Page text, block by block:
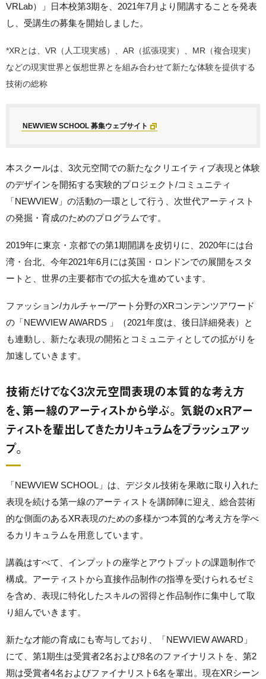
VRLab）」日本校第3期を、2021年7月より開講することを発表
し、受講生の募集を開始しました。
*XRとは、VR（人工現実感）、AR（拡張現実）、MR（複合現実）
などの現実世界と仮想世界とを組み合わせて新たな体験を提供する
技術の総称
NEWVIEW SCHOOL 募集ウェブサイト
本スクールは、3次元空間での新たなクリエイティブ表現と体験
のデザインを開拓する実験的プロジェクト/コミュニティ
「NEWVIEW」の活動の一環として行う、次世代アーティスト
の発掘・育成のためのプログラムです。
2019年に東京・京都での第1期開講を皮切りに、2020年には台
湾・台北、今年2021年6月には英国・ロンドンでの展開をスタ
ートと、世界の主要都市での拡大を進めています。
ファッション/カルチャー/アート分野のXRコンテンツアワード
の「NEWVIEW AWARDS 」（2021年度は、後日詳細発表）と
も連動し、新たな表現の開拓とコミュニティとしての拡がりを
加速していきます。
技術だけでなく3次元空間表現の本質的な考え方
を、第一線のアーティストから学ぶ。 気鋭のxRアー
ティストを輩出してきたカリキュラムをブラッシュアッ
プ。
「NEWVIEW SCHOOL」は、デジタル技術を果敢に取り入れた
表現を続ける第一線のアーティストを講師陣に迎え、総合芸術
的な側面のあるXR表現のための多様かつ本質的な考え方を学べ
るカリキュラムを用意しています。
講義はすべて、インプットの座学とアウトプットの課題制作で
構成。アーティストから直接作品制作の指導を受けられるゼミ
を含め、表現に特化したスキルの習得と作品制作に集中して取
り組んでいきます。
新たな才能の育成にも寄与しており、「NEWVIEW AWARD」
にて、第1期生は受賞者2名および8名のファイナリストを、第2
期は受賞者4名およびファイナリスト6名を輩出。現在XRシーン